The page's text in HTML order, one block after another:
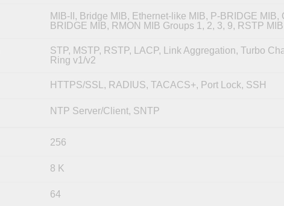
MIB-II, Bridge MIB, Ethernet-like MIB, P-BRIDGE MIB,
BRIDGE MIB, RMON MIB Groups 1, 2, 3, 9, RSTP MIB
STP, MSTP, RSTP, LACP, Link Aggregation, Turbo
Ring v1/v2
HTTPS/SSL, RADIUS, TACACS+, Port Lock, SSH
NTP Server/Client, SNTP
256
8 K
64